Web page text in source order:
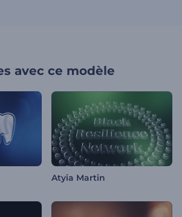
avec ce modèle
Atyia Martin